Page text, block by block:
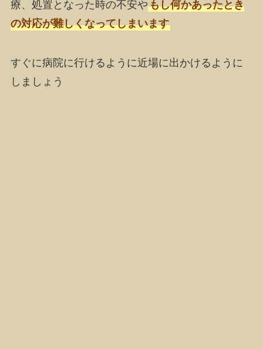
療、処置となった時の不安やもし何かあったとき
の対応が難しくなってしまいます
すぐに病院に行けるように近場に出かけるように
しましょう